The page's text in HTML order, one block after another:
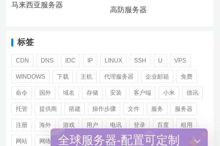
马来西亚服务器
高防服务器
标签
CDN DNS IDC IP LINUX SSH U VPS
WINDOWS 下载 主机 代理服务器 企业邮箱 免费
命令 国外 域名 存储 安装 客户端 小米 德讯
托管 提供商 搭建 操作步骤 文件 服务 服务器
注册 海外 游戏 用户 电讯 登录 百度 租用
网站 网络 腾讯 虚拟主机 证书 配置 阿里
全球服务器-配置可定制